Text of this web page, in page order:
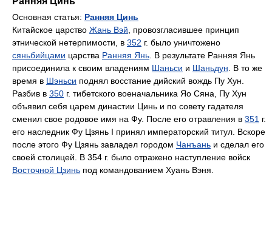
Основная статья: Ранняя Цинь
Китайское царство Жань Вэй , провозгласившее принцип
этнической нетерпимости, в 352 г. было уничтожено
сяньбийцами царства Ранняя Янь . В результате Ранняя Янь
присоединила к своим владениям Шаньси и Шаньдун . В то же
время в Шэньси поднял восстание дийский вождь Пу Хун.
Разбив в 350 г. тибетского военачальника Яо Сяна, Пу Хун
объявил себя царем династии Цинь и по совету гадателя
сменил свое родовое имя на Фу. После его отравления в 351 г.
его наследник Фу Цзянь I принял императорский титул. Вскоре
после этого Фу Цзянь завладел городом Чанъань и сделал его
своей столицей. В 354 г. было отражено наступление войск
Восточной Цзинь под командованием Хуань Вэня.